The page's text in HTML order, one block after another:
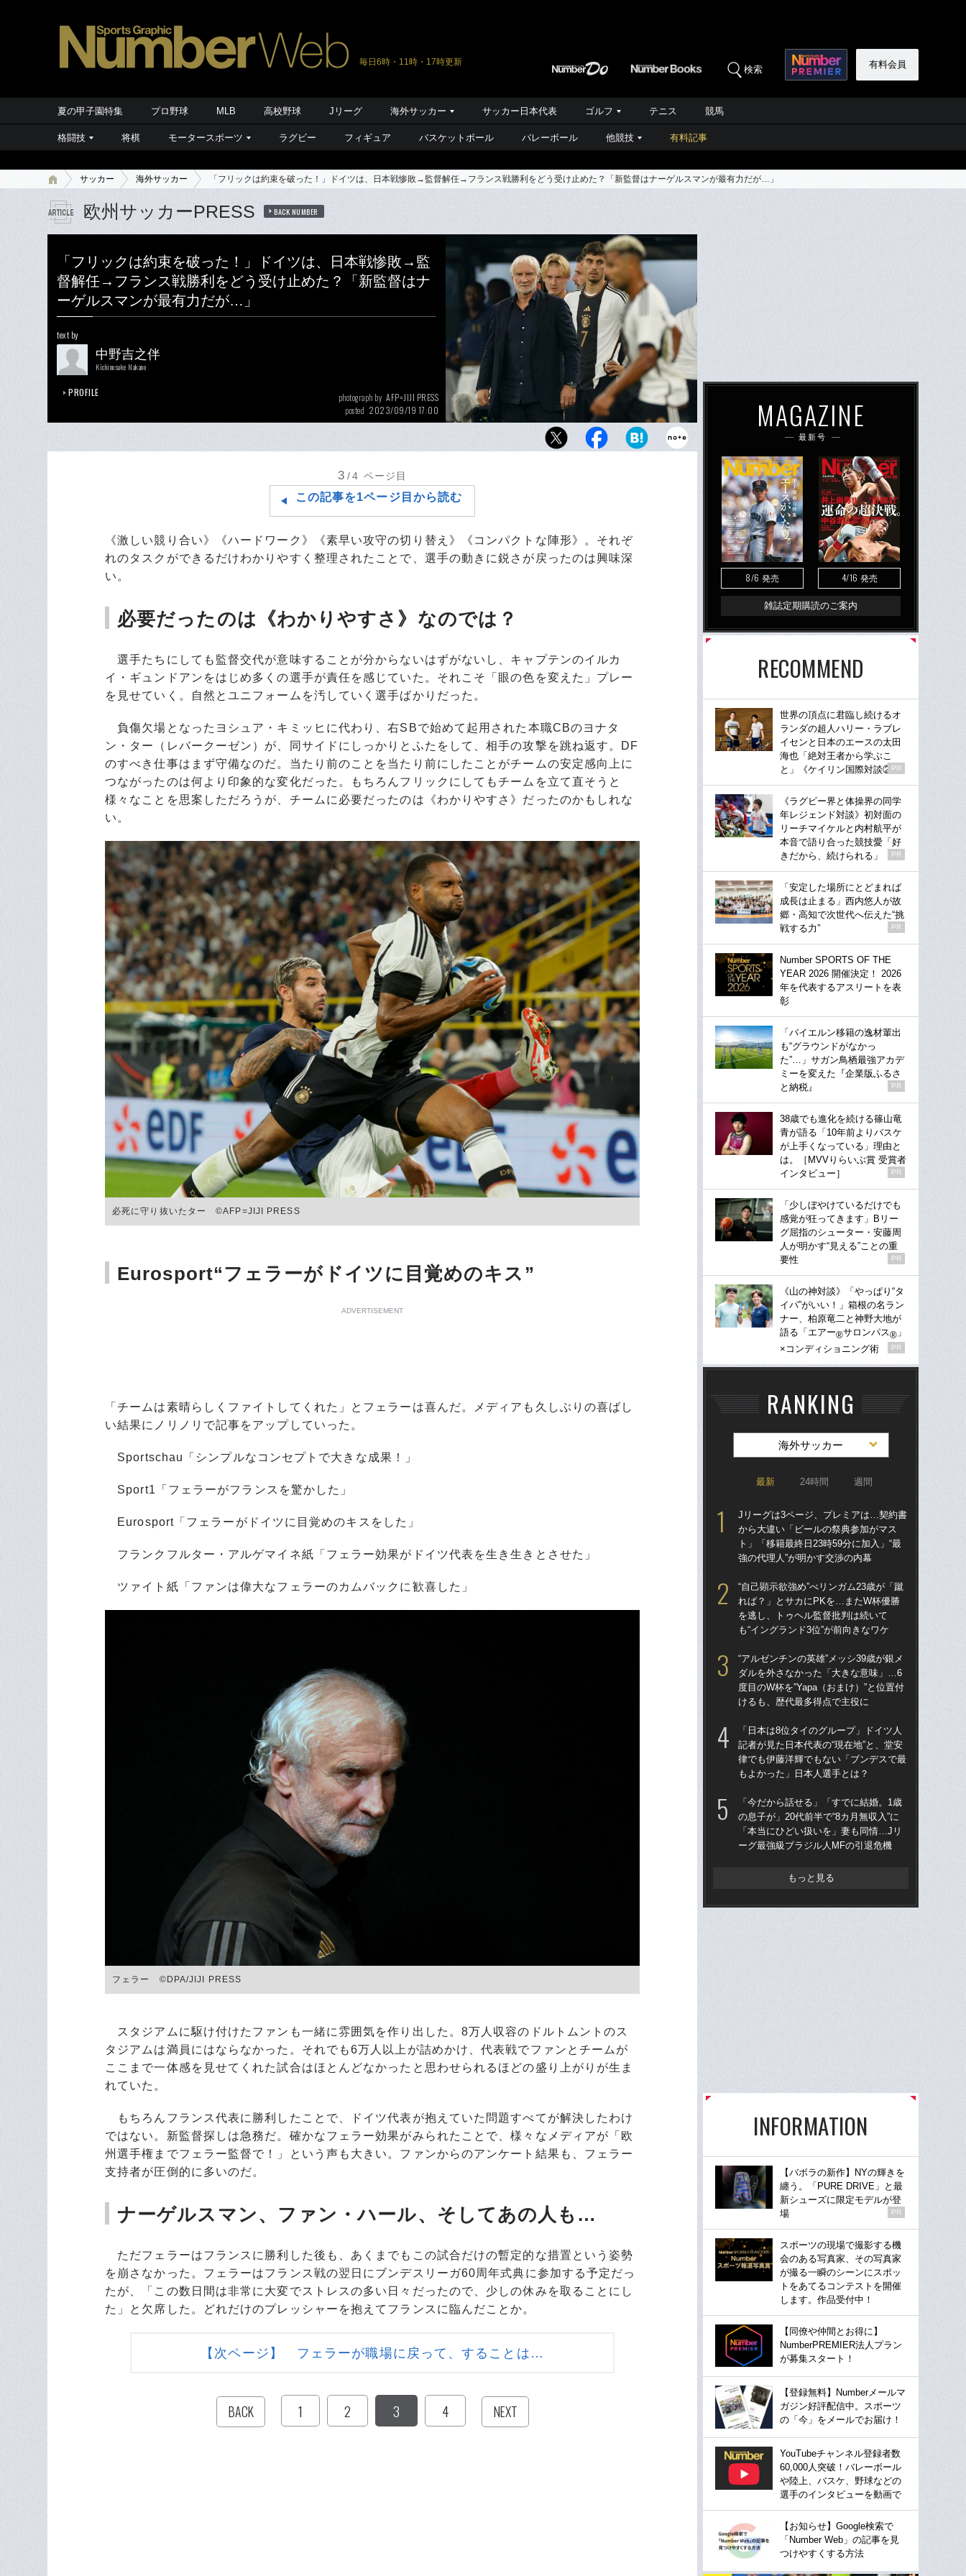
毎日6時・11時・17時更新
検索 有料会員
夏の甲子園特集 プロ野球 MLB 高校野球 Jリーグ 海外サッカー サッカー日本代表 ゴルフ テニス 競馬
格闘技 将棋 モータースポーツ ラグビー フィギュア バスケットボール バレーボール 他競技 有料記事
サッカー 海外サッカー 「フリックは約束を破った！」ドイツは、日本戦惨敗→監督解任→フランス戦勝利をどう受け止めた？「新監督はナーゲルスマンが最有力だが…」
欧州サッカーPRESS BACK NUMBER
「フリックは約束を破った！」ドイツは、日本戦惨敗→監
督解任→フランス戦勝利をどう受け止めた？「新監督はナ
ーゲルスマンが最有力だが…」
text by
中野吉之伴
Kichinosuke Nakano
PROFILE photograph by AFP=JIJI PRESS
posted 2023/09/19 17:00
急きょ、フランス戦の指揮を執ることになったルディ・フ
3 /4 ページ目
この記事を1ページ目から読む
《激しい競り合い》《ハードワーク》《素早い攻守の切り替え》《コンパクトな陣形》。それぞ
れのタスクができるだけわかりやすく整理されたことで、選手の動きに鋭さが戻ったのは興味深
い。
必要だったのは《わかりやすさ》なのでは？
選手たちにしても監督交代が意味することが分からないはずがないし、キャプテンのイルカ
イ・ギュンドアンをはじめ多くの選手が責任を感じていた。それこそ「眼の色を変えた」プレー
を見せていく。自然とユニフォームを汚していく選手ばかりだった。
負傷欠場となったヨシュア・キミッヒに代わり、右SBで始めて起用された本職CBのヨナタ
ン・ター（レバークーゼン）が、同サイドにしっかりとふたをして、相手の攻撃を跳ね返す。DF
のすべき仕事はまず守備なのだ。当たり前のことを当たり前にしたことがチームの安定感向上に
つながったのは何より印象的な変化だった。もちろんフリックにしてもチームを立て直そうと
様々なことを思案しただろうが、チームに必要だったのは《わかりやすさ》だったのかもしれな
い。
必死に守り抜いたター ©AFP=JIJI PRESS
Eurosport“フェラーがドイツに目覚めのキス”
ADVERTISEMENT
「チームは素晴らしくファイトしてくれた」とフェラーは喜んだ。メディアも久しぶりの喜ばし
い結果にノリノリで記事をアップしていった。
Sportschau「シンプルなコンセプトで大きな成果！」
Sport1「フェラーがフランスを驚かした」
Eurosport「フェラーがドイツに目覚めのキスをした」
フランクフルター・アルゲマイネ紙「フェラー効果がドイツ代表を生き生きとさせた」
ツァイト紙「ファンは偉大なフェラーのカムバックに歓喜した」
フェラー ©DPA/JIJI PRESS
スタジアムに駆け付けたファンも一緒に雰囲気を作り出した。8万人収容のドルトムントのス
タジアムは満員にはならなかった。それでも6万人以上が詰めかけ、代表戦でファンとチームが
ここまで一体感を見せてくれた試合はほとんどなかったと思わせられるほどの盛り上がりが生ま
れていた。
もちろんフランス代表に勝利したことで、ドイツ代表が抱えていた問題すべてが解決したわけ
ではない。新監督探しは急務だ。確かなフェラー効果がみられたことで、様々なメディアが「欧
州選手権までフェラー監督で！」という声も大きい。ファンからのアンケート結果も、フェラー
支持者が圧倒的に多いのだ。
ナーゲルスマン、ファン・ハール、そしてあの人も…
ただフェラーはフランスに勝利した後も、あくまでもこの試合だけの暫定的な措置という姿勢
を崩さなかった。フェラーはフランス戦の翌日にブンデスリーガ60周年式典に参加する予定だっ
たが、「この数日間は非常に大変でストレスの多い日々だったので、少しの休みを取ることにし
た」と欠席した。どれだけのプレッシャーを抱えてフランスに臨んだことか。
【次ページ】 フェラーが職場に戻って、することは…
BACK 1 2 3 4 NEXT
MAGAZINE
最新号
8/6 発売 4/16 発売
雑誌定期購読のご案内
RECOMMEND
世界の頂点に君臨し続けるオ
ランダの超人ハリー・ラブレ
イセンと日本のエースの太田
海也「絶対王者から学ぶこ
と」《ケイリン国際対談②》
PR
《ラグビー界と体操界の同学
年レジェンド対談》初対面の
リーチマイケルと内村航平が
本音で語り合った競技愛「好
きだから、続けられる」
PR
「安定した場所にとどまれば
成長は止まる」西内悠人が故
郷・高知で次世代へ伝えた“挑
戦する力”
PR
Number SPORTS OF THE
YEAR 2026 開催決定！ 2026
年を代表するアスリートを表
彰
「バイエルン移籍の逸材輩出
も“グラウンドがなかっ
た”…」サガン鳥栖最強アカデ
ミーを変えた『企業版ふるさ
と納税』
PR
38歳でも進化を続ける篠山竜
青が語る「10年前よりバスケ
が上手くなっている」理由と
は。［MVVりらいぶ賞 受賞者
インタビュー］
PR
「少しぼやけているだけでも
感覚が狂ってきます」Bリー
グ屈指のシューター・安藤周
人が明かす“見える”ことの重
要性
PR
《山の神対談》「やっぱり“タ
イパ”がいい！」箱根の名ラン
ナー、柏原竜二と神野大地が
語る「エアー®サロンパス® 」
×コンディショニング術
PR
RANKING
海外サッカー
最新 24時間 週間
Jリーグは3ページ、プレミアは…契約書
から大違い「ビールの祭典参加がマス
ト」「移籍最終日23時59分に加入」“最
強の代理人”が明かす交渉の内幕
“自己顕示欲強め”べリンガム23歳が「蹴
れば？」とサカにPKを…またW杯優勝
を逃し、トゥヘル監督批判は続いて
も“イングランド3位”が前向きなワケ
“アルゼンチンの英雄”メッシ39歳が銀メ
ダルを外さなかった「大きな意味」…6
度目のW杯を”Yapa（おまけ）”と位置付
けるも、歴代最多得点で主役に
「日本は8位タイのグループ」ドイツ人
記者が見た日本代表の“現在地”と、堂安
律でも伊藤洋輝でもない「ブンデスで最
もよかった」日本人選手とは？
「今だから話せる」「すでに結婚。1歳
の息子が」20代前半で“8カ月無収入”に
「本当にひどい扱いを」妻も同情…Jリ
ーグ最強級ブラジル人MFの引退危機
もっと見る
INFORMATION
【バボラの新作】NYの輝きを
纏う。「PURE DRIVE」と最
新シューズに限定モデルが登
場
PR
スポーツの現場で撮影する機
会のある写真家、その写真家
が撮る一瞬のシーンにスポッ
トをあてるコンテストを開催
します。作品受付中！
【同僚や仲間とお得に】
NumberPREMIER法人プラン
が募集スタート！
【登録無料】Numberメールマ
ガジン好評配信中。スポーツ
の「今」をメールでお届け！
YouTubeチャンネル登録者数
60,000人突破！バレーボール
や陸上、バスケ、野球などの
選手のインタビューを動画で
【お知らせ】Google検索で
「Number Web」の記事を見
つけやすくする方法